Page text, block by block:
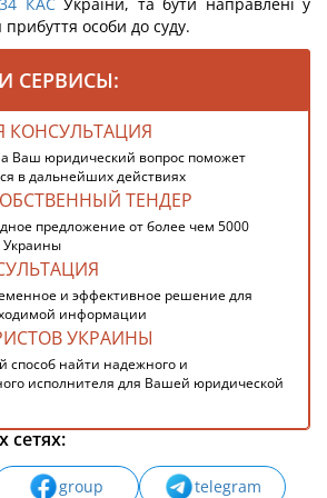
прибуття особи до суду.
СЕРВИСЫ:
КОНСУЛЬТАЦИЯ
Ваш юридический вопрос поможет
в дальнейших действиях
ТЕНДЕР
предложение от более чем 5000
Украины
и эффективное решение для
информации
УКРАИНЫ
способ найти надежного и
исполнителя для Вашей юридической
сетях:
group
telegram